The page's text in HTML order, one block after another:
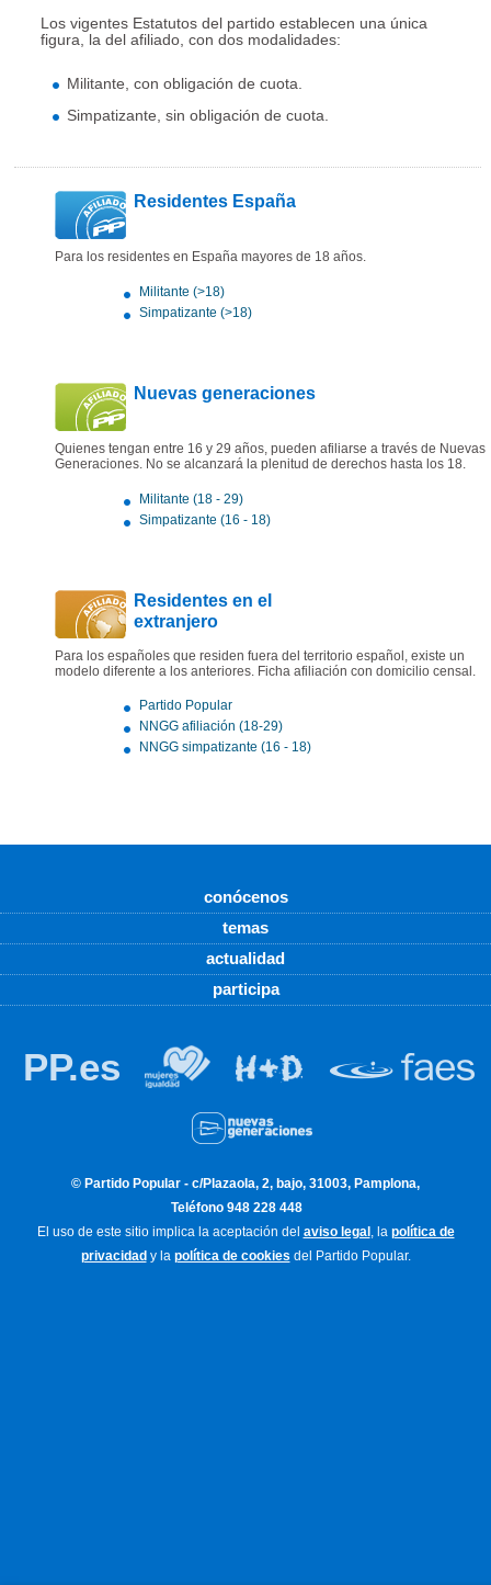
Los vigentes Estatutos del partido establecen una única
figura, la del afiliado, con dos modalidades:
Militante, con obligación de cuota.
Simpatizante, sin obligación de cuota.
Residentes España
Para los residentes en España mayores de 18 años.
Militante (>18)
Simpatizante (>18)
Nuevas generaciones
Quienes tengan entre 16 y 29 años, pueden afiliarse a través de Nuevas
Generaciones. No se alcanzará la plenitud de derechos hasta los 18.
Militante (18 - 29)
Simpatizante (16 - 18)
Residentes en el
extranjero
Para los españoles que residen fuera del territorio español, existe un
modelo diferente a los anteriores. Ficha afiliación con domicilio censal.
Partido Popular
NNGG afiliación (18-29)
NNGG simpatizante (16 - 18)
conócenos
temas
actualidad
participa
PP.es
© Partido Popular - c/Plazaola, 2, bajo, 31003, Pamplona,
Teléfono 948 228 448
El uso de este sitio implica la aceptación del aviso legal , la política de
privacidad y la política de cookies del Partido Popular.